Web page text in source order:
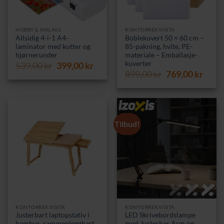
HOBBY & MALING
Allsidig 4-i-1 A4-
laminator med kutter og
hjørnerunder
539,00kr Opprinnelig
399,00krNåværende
KONTORREKVISITA
Boblekuvert 50 × 60 cm –
85-pakning, hvite, PE-
materiale – Emballasje-
kuverter
899,00kr Opprinnelig
899,00 kr.
769,00kr
KONTORREKVISITA
Justerbart laptopstativ i
Tilbud!
KONTORREKVISITA
LED Skrivebordslampe